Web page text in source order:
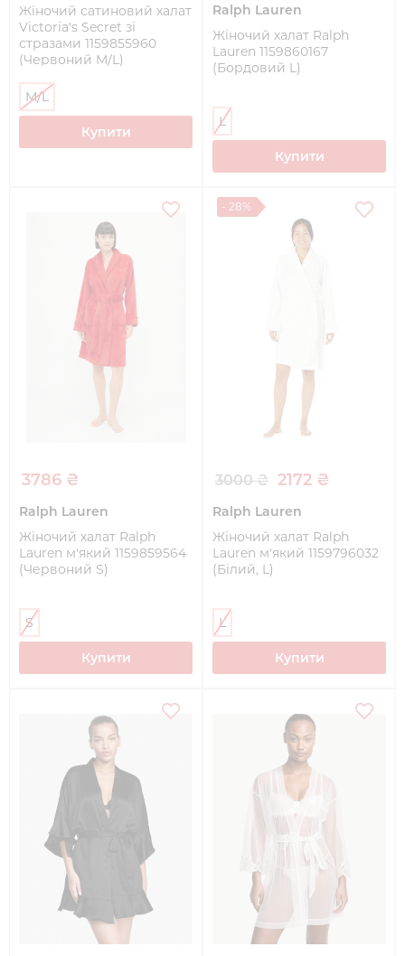
Жіночий сатиновий халат
Victoria's Secret зі
стразами 1159855960
(Червоний M/L)
M/L
Купити
Ralph Lauren
Жіночий халат Ralph
Lauren 1159860167
(Бордовий L)
L
Купити
3786 ₴
Ralph Lauren
Жіночий халат Ralph
Lauren м'який 1159859564
(Червоний S)
S
Купити
- 28%
3000 ₴ 2172 ₴
Ralph Lauren
Жіночий халат Ralph
Lauren м'який 1159796032
(Білий, L)
L
Купити